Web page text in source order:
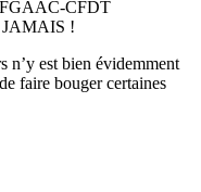
CFDT
!
n’y est bien évidemment
faire bouger certaines